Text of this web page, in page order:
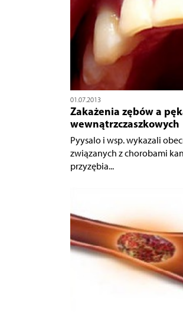
01.07.2013
Zakażenia zębów a
wewnątrzczaszkowych
Pyysalo i wsp. wykazali
związanych z chorobami
przyzębia...